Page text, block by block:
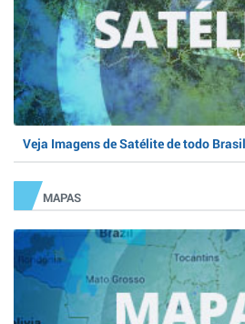
Veja Imagens de Satélite de todo
MAPAS